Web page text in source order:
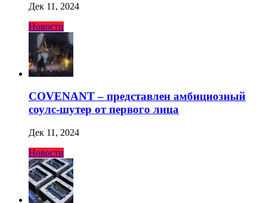
Дек 11, 2024
Новости
COVENANT – представлен амбициозный
соулс-шутер от первого лица
Дек 11, 2024
Новости